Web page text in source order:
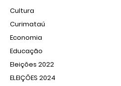
Cultura
Curimataú
Economia
Educação
Eleições 2022
ELEIÇÕES 2024